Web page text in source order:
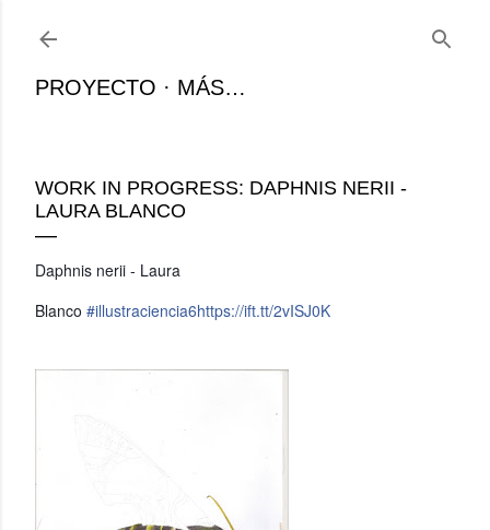
Ir al contenido principal
PROYECTO MÁS…
WORK IN PROGRESS: DAPHNIS NERII -
LAURA BLANCO
Daphnis nerii - Laura
Blanco #illustraciencia6https://ift.tt/2vISJ0K